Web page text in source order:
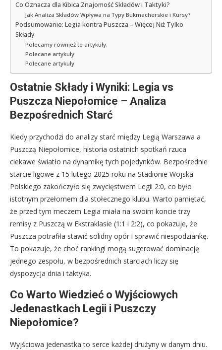
Co Oznacza dla Kibica Znajomość Składów i Taktyki?
Jak Analiza Składów Wpływa na Typy Bukmacherskie i Kursy?
Podsumowanie: Legia kontra Puszcza – Więcej Niż Tylko
Składy
Polecamy również te artykuły:
Polecane artykuły
Polecane artykuły
Ostatnie Składy i Wyniki: Legia vs
Puszcza Niepołomice – Analiza
Bezpośrednich Starć
Kiedy przychodzi do analizy starć między Legią Warszawa a
Puszczą Niepołomice, historia ostatnich spotkań rzuca
ciekawe światło na dynamikę tych pojedynków. Bezpośrednie
starcie ligowe z 15 lutego 2025 roku na Stadionie Wojska
Polskiego zakończyło się zwycięstwem Legii 2:0, co było
istotnym przełomem dla stołecznego klubu. Warto pamiętać,
że przed tym meczem Legia miała na swoim koncie trzy
remisy z Puszczą w Ekstraklasie (1:1 i 2:2), co pokazuje, że
Puszcza potrafiła stawić solidny opór i sprawić niespodziankę.
To pokazuje, że choć rankingi mogą sugerować dominację
jednego zespołu, w bezpośrednich starciach liczy się
dyspozycja dnia i taktyka.
Co Warto Wiedzieć o Wyjściowych
Jedenastkach Legii i Puszczy
Niepołomice?
Wyjściowa jedenastka to serce każdej drużyny w danym dniu.